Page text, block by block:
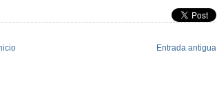
Entrada antigua